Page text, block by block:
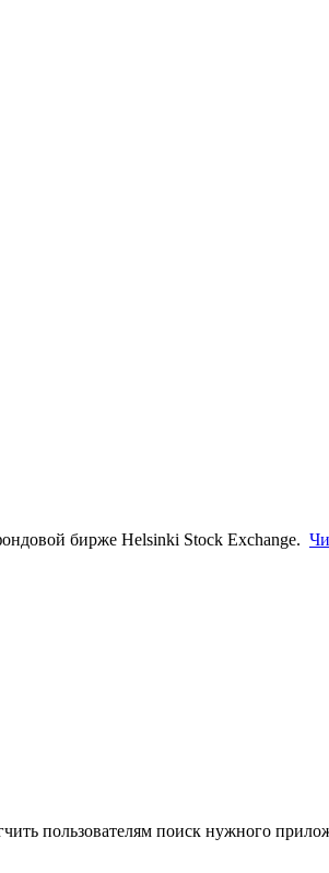
бирже Helsinki Stock Exchange.
пользователям поиск нужного